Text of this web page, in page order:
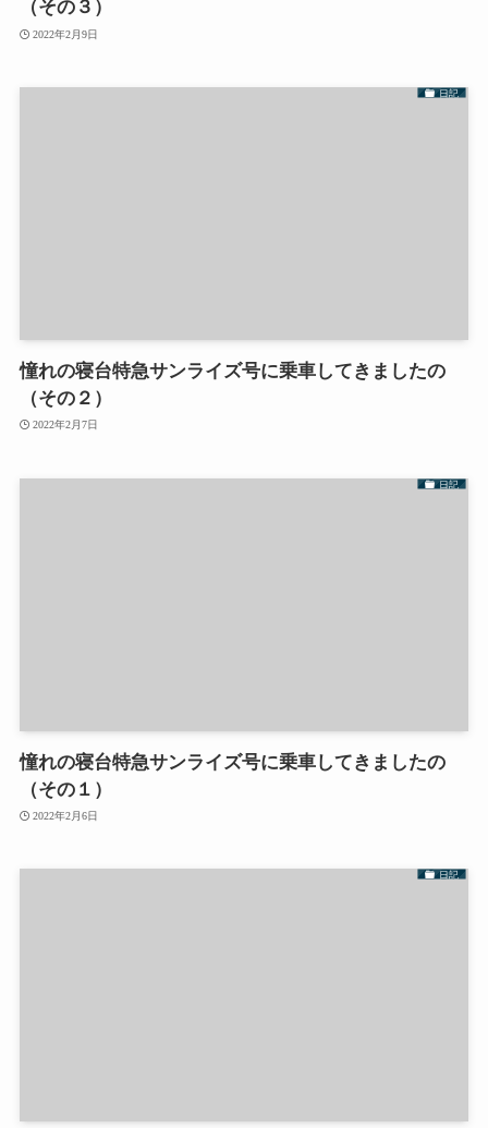
（その３）
2022年2月9日
日記
憧れの寝台特急サンライズ号に乗車してきましたの
（その２）
2022年2月7日
日記
憧れの寝台特急サンライズ号に乗車してきましたの
（その１）
2022年2月6日
日記